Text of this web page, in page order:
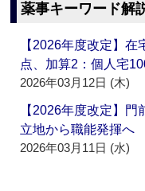
薬事キーワード解
【2026年度改定】
点、加算2：個人宅
2026年03月12日 (木)
【2026年度改定】
立地から職能発揮へ
2026年03月11日 (水)